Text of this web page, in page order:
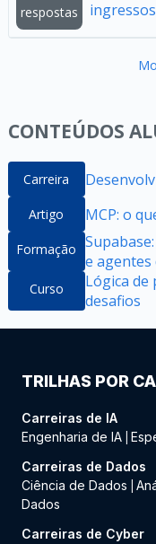
respostas
CONTEÚDOS
Carreira
Artigo MCP: o
Formação
e agentes
Curso
Lógica de
desafios
TRILHAS POR
Carreiras de IA
Engenharia de IA
Carreiras de Dados
Ciência de Dados
Dados
Carreiras de Cyber